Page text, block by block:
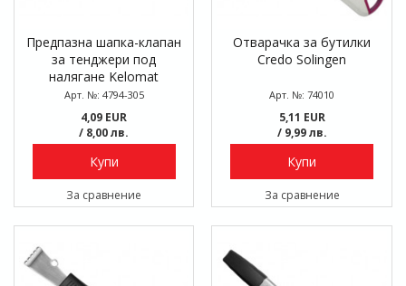
Предпазна шапка-клапан
за тенджери под
налягане Kelomat
Арт. №: 4794-305
4,09 EUR
/ 8,00 лв.
Купи
За сравнение
Отварачка за бутилки
Credo Solingen
Арт. №: 74010
5,11 EUR
/ 9,99 лв.
Купи
За сравнение